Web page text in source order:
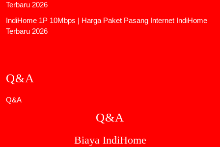
Terbaru 2026
IndiHome 1P 10Mbps | Harga Paket Pasang Internet IndiHome
Terbaru 2026
Q&A
Q&A
Q&A
Biaya IndiHome